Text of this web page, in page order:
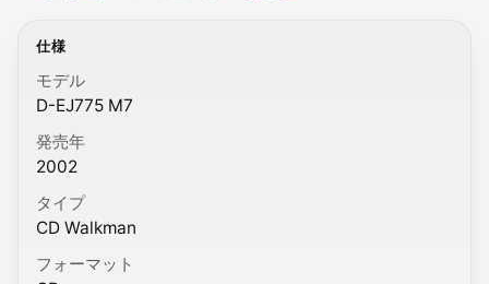
仕様
モデル
D-EJ775 M7
発売年
2002
タイプ
CD Walkman
フォーマット